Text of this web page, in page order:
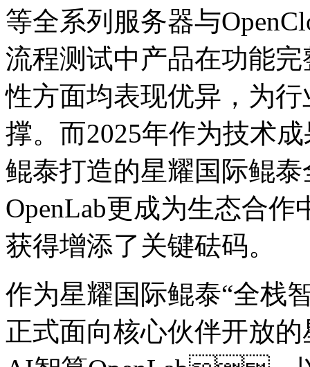
等全系列服务器与
流程测试中产品在功能完
性方面均表现优异，
撑。而2025年作为技术成
鲲泰打造的星耀国际鲲
OpenLab更成为生态合作
获得增添了关键砝码。
作为星耀国际鲲泰“全栈智
正式面向核心伙伴开放